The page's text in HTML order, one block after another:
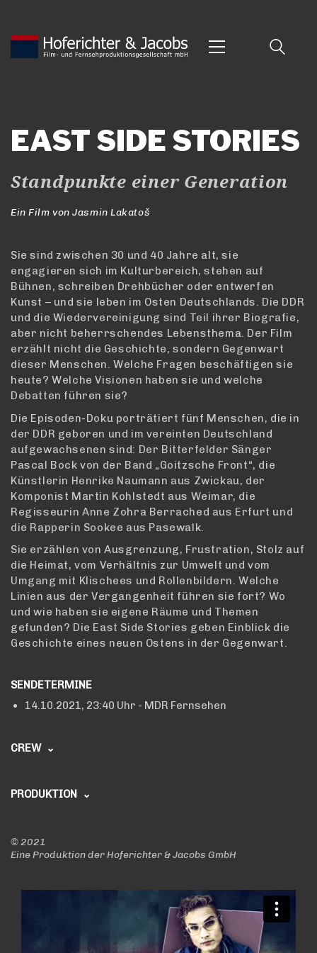
EAST SIDE STORIES
Standpunkte einer Generation
Ein Film von Jasmin Lakatoš
Sie sind zwischen 30 und 40 Jahre alt, sie
engagieren sich im Kulturbereich, stehen auf
Bühnen, schreiben Drehbücher oder entwerfen
Kunst – und sie leben im Osten Deutschlands. Die DDR
und die Wiedervereinigung sind Teil ihrer Biografie,
aber nicht beherrschendes Lebensthema. Der Film
erzählt nicht die Geschichte, sondern Gegenwart
dieser Menschen. Welche Fragen beschäftigen sie
heute? Welche Visionen haben sie und welche
Debatten führen sie?
Die Episoden-Doku porträtiert fünf Menschen, die in
der DDR geboren und im vereinten Deutschland
aufgewachsenen sind: Der Bitterfelder Sänger
Pascal Bock von der Band „Goitzsche Front“, die
Künstlerin Henrike Naumann aus Zwickau, der
Komponist Martin Kohlstedt aus Weimar, die
Regisseurin Anne Zohra Berrached aus Erfurt und
die Rapperin Sookee aus Pasewalk.
Sie erzählen von Ausgrenzung, Frustration, Stolz auf
die Heimat, vom Verhältnis zur Umwelt und vom
Umgang mit Klischees und Rollenbildern. Welche
Linien aus der Vergangenheit führen sie fort? Wo
und wie haben sie eigene Räume und Themen
gefunden? Die East Side Stories geben Einblick die
Geschichte eines neuen Ostens in der Gegenwart.
SENDETERMINE
14.10.2021, 23:40 Uhr - MDR Fernsehen
CREW
Jasmin Lakatoš
VISUELLES KONZEPT
REDAKTIONELLE MITARBEIT
PRODUKTION
Lisa Dumke
Steffen Thier (MDR)
©2021
Eine Produktion der Hoferichter & Jacobs GmbH